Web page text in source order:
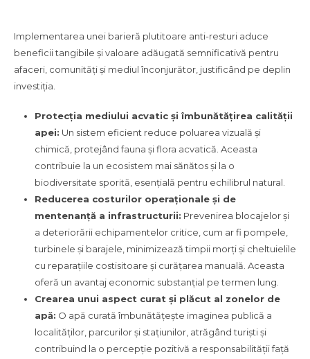
Implementarea unei barieră plutitoare anti-resturi aduce
beneficii tangibile și valoare adăugată semnificativă pentru
afaceri, comunități și mediul înconjurător, justificând pe deplin
investiția.
Protecția mediului acvatic și îmbunătățirea calității
apei: Un sistem eficient reduce poluarea vizuală și
chimică, protejând fauna și flora acvatică. Aceasta
contribuie la un ecosistem mai sănătos și la o
biodiversitate sporită, esențială pentru echilibrul natural.
Reducerea costurilor operaționale și de
mentenanță a infrastructurii: Prevenirea blocajelor și
a deteriorării echipamentelor critice, cum ar fi pompele,
turbinele și barajele, minimizează timpii morți și cheltuielile
cu reparațiile costisitoare și curățarea manuală. Aceasta
oferă un avantaj economic substanțial pe termen lung.
Crearea unui aspect curat și plăcut al zonelor de
apă: O apă curată îmbunătățește imaginea publică a
localităților, parcurilor și stațiunilor, atrăgând turiști și
contribuind la o percepție pozitivă a responsabilității față